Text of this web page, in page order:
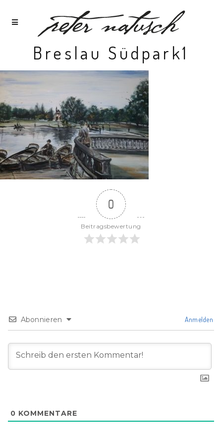
Breslau Südpark1
0
Beitragsbewertung
Abonnieren Anmelden
0 KOMMENTARE